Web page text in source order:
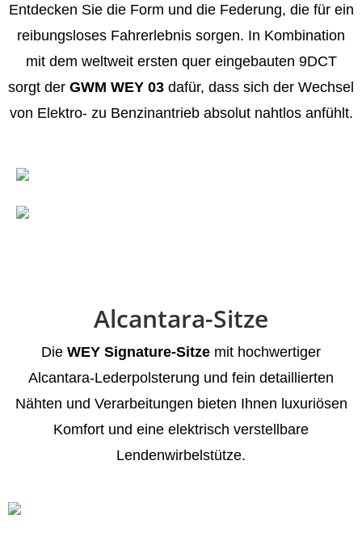
Entdecken Sie die Form und die Federung, die für ein
reibungsloses Fahrerlebnis sorgen. In Kombination
mit dem weltweit ersten quer eingebauten 9DCT
sorgt der GWM WEY 03 dafür, dass sich der Wechsel
von Elektro- zu Benzinantrieb absolut nahtlos anfühlt.
Alcantara-Sitze
Die WEY Signature-Sitze mit hochwertiger
Alcantara-Lederpolsterung und fein detaillierten
Nähten und Verarbeitungen bieten Ihnen luxuriösen
Komfort und eine elektrisch verstellbare
Lendenwirbelstütze.